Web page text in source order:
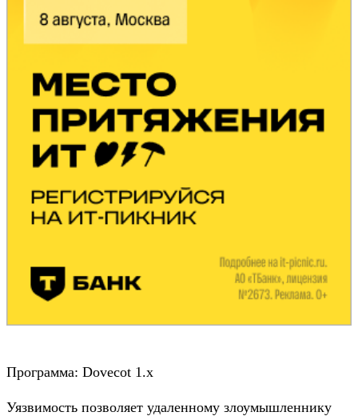
Программа: Dovecot 1.x
Уязвимость позволяет удаленному злоумышленнику